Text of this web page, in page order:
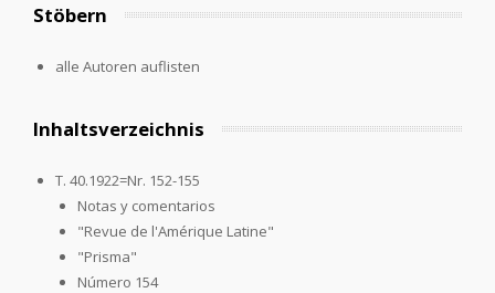
Stöbern
alle Autoren auflisten
Inhaltsverzeichnis
T. 40.1922=Nr. 152-155
Notas y comentarios
"Revue de l'Amérique Latine"
"Prisma"
Número 154